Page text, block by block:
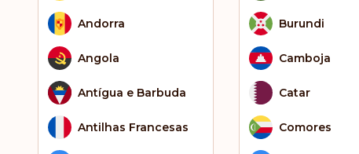
Andorra
Angola
Antígua e Barbuda
Antilhas Francesas
Burundi
Camboja
Catar
Comores